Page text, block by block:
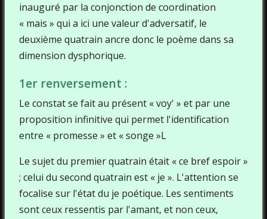
inauguré par la conjonction de coordination
« mais » qui a ici une valeur d'adversatif, le
deuxième quatrain ancre donc le poème dans sa
dimension dysphorique.
1er renversement :
Le constat se fait au présent « voy' » et par une
proposition infinitive qui permet l'identification
entre « promesse » et « songe »L
Le sujet du premier quatrain était « ce bref espoir »
; celui du second quatrain est « je ». L'attention se
focalise sur l'état du je poétique. Les sentiments
sont ceux ressentis par l'amant, et non ceux,